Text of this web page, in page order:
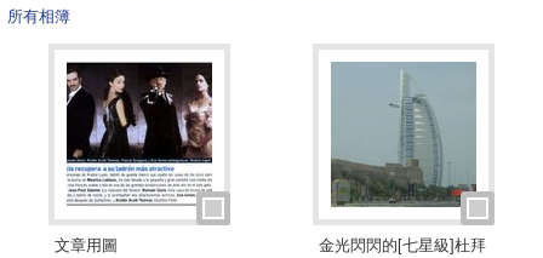
所有相簿
文章用圖
金光閃閃的[七星級]杜拜